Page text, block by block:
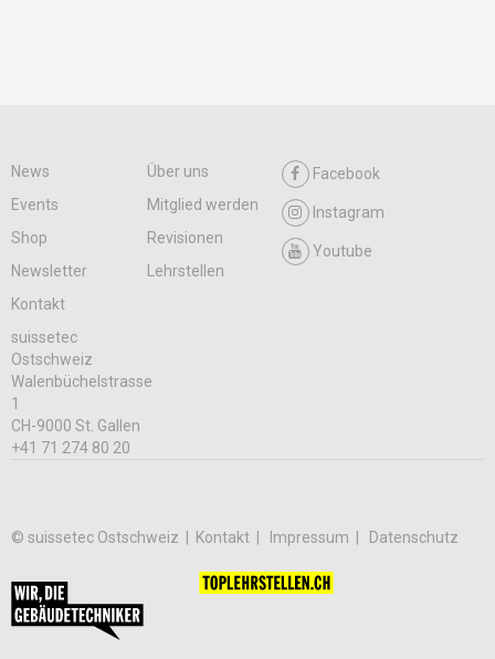
News
Über uns
Events
Mitglied werden
Shop
Revisionen
Newsletter
Lehrstellen
Kontakt
Facebook
Instagram
Youtube
suissetec
Ostschweiz
Walenbüchelstrasse
1
CH-9000 St. Gallen
+41 71 274 80 20
© suissetec Ostschweiz | Kontakt Impressum Datenschutz